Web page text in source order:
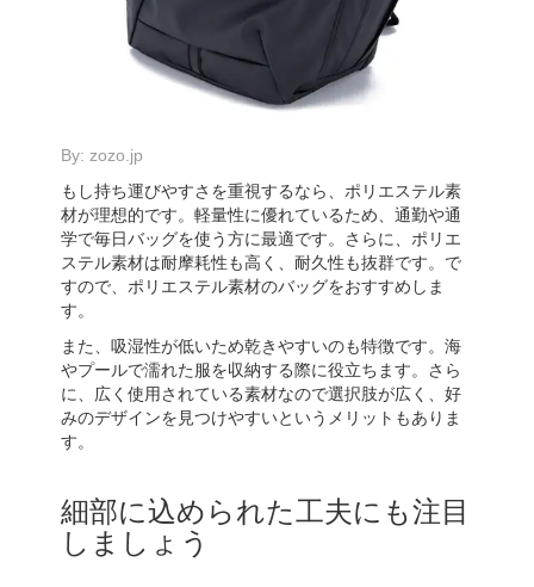
By: zozo.jp
もし持ち運びやすさを重視するなら、ポリエステル素
材が理想的です。軽量性に優れているため、通勤や通
学で毎日バッグを使う方に最適です。さらに、ポリエ
ステル素材は耐摩耗性も高く、耐久性も抜群です。で
すので、ポリエステル素材のバッグをおすすめしま
す。
また、吸湿性が低いため乾きやすいのも特徴です。海
やプールで濡れた服を収納する際に役立ちます。さら
に、広く使用されている素材なので選択肢が広く、好
みのデザインを見つけやすいというメリットもありま
す。
細部に込められた工夫にも注目
しましょう